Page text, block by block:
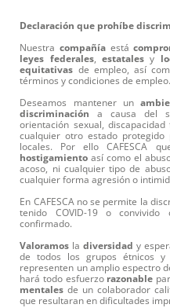
Declaración que prohíbe
Nuestracompañía está
leyes federales,estatales y
equitativas de empleo, así
términos y condiciones de empleo.
Deseamos mantener un
discriminación a causa del
orientación sexual,
cualquier otro estado
locales. Por ello CAFESCA
hostigamiento así como el
acoso, ni cualquier tipo de
cualquier forma agresión o
En CAFESCA no se permite la
tenido COVID-19 o
confirmado.
Valoramos ladiversidad y
de todos los grupos étnicos
representen un amplio espectro
hará todo esfuerzo razonable
mentales de un colaborador
que resultaran en dificultades